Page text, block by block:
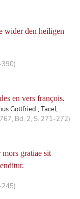
wider den heiligen
390)
en vers françois.
Gottfried ; Tacel,...
Bd. 2, S. 271-272)
gratiae sit
245)